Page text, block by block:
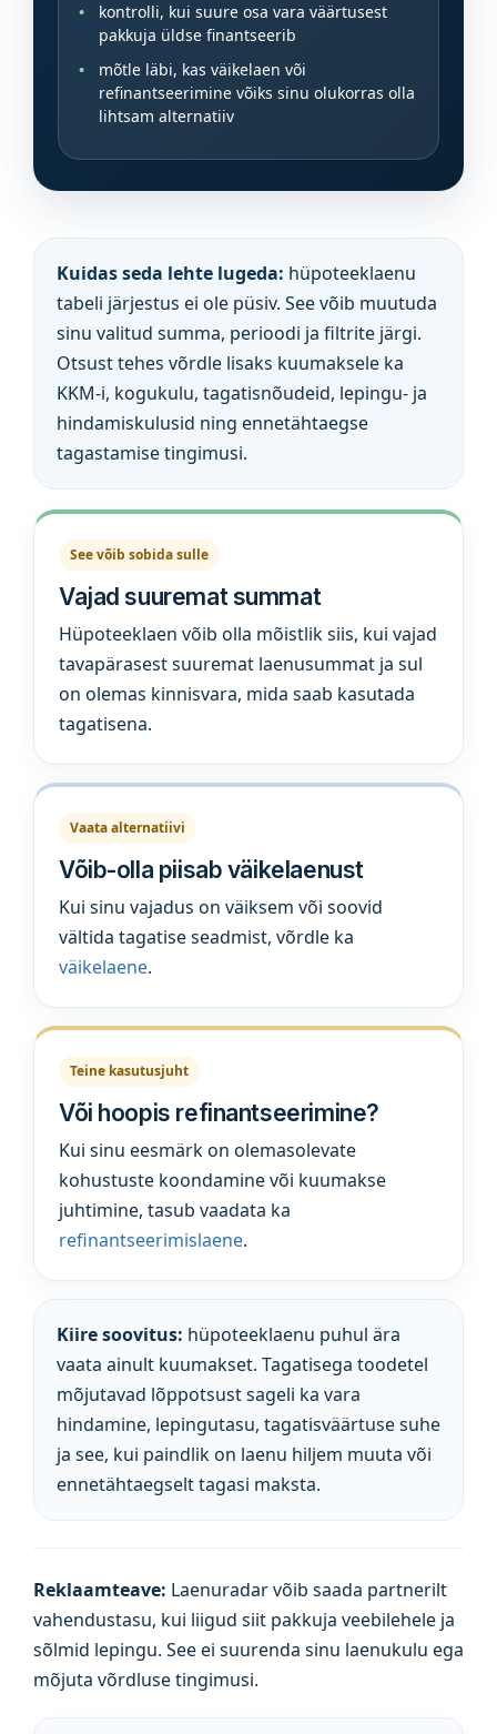
kontrolli, kui suure osa vara väärtusest
pakkuja üldse finantseerib
mõtle läbi, kas väikelaen või
refinantseerimine võiks sinu olukorras olla
lihtsam alternatiiv
Kuidas seda lehte lugeda: hüpoteeklaenu
tabeli järjestus ei ole püsiv. See võib muutuda
sinu valitud summa, perioodi ja filtrite järgi.
Otsust tehes võrdle lisaks kuumaksele ka
KKM-i, kogukulu, tagatisnõudeid, lepingu- ja
hindamiskulusid ning ennetähtaegse
tagastamise tingimusi.
See võib sobida sulle
Vajad suuremat summat
Hüpoteeklaen võib olla mõistlik siis, kui vajad
tavapärasest suuremat laenusummat ja sul
on olemas kinnisvara, mida saab kasutada
tagatisena.
Vaata alternatiivi
Võib-olla piisab väikelaenust
Kui sinu vajadus on väiksem või soovid
vältida tagatise seadmist, võrdle ka
väikelaene.
Teine kasutusjuht
Või hoopis refinantseerimine?
Kui sinu eesmärk on olemasolevate
kohustuste koondamine või kuumakse
juhtimine, tasub vaadata ka
refinantseerimislaene.
Kiire soovitus: hüpoteeklaenu puhul ära
vaata ainult kuumakset. Tagatisega toodetel
mõjutavad lõppotsust sageli ka vara
hindamine, lepingutasu, tagatisväärtuse suhe
ja see, kui paindlik on laenu hiljem muuta või
ennetähtaegselt tagasi maksta.
Reklaamteave: Laenuradar võib saada partnerilt
vahendustasu, kui liigud siit pakkuja veebilehele ja
sõlmid lepingu. See ei suurenda sinu laenukulu ega
mõjuta võrdluse tingimusi.